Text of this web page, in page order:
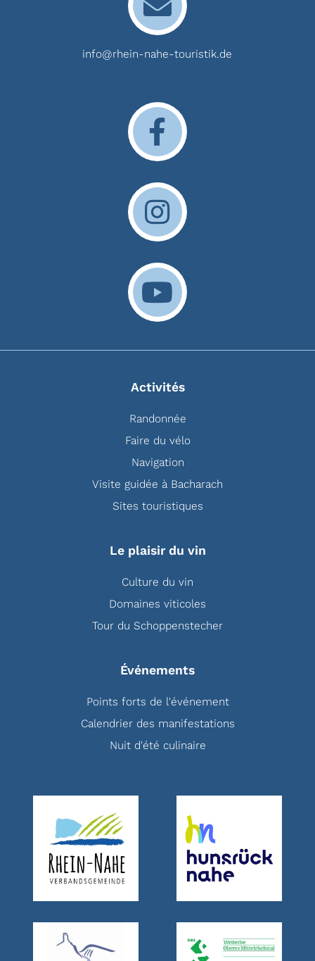
info@rhein-nahe-touristik.de
Activités
Randonnée
Faire du vélo
Navigation
Visite guidée à Bacharach
Sites touristiques
Le plaisir du vin
Culture du vin
Domaines viticoles
Tour du Schoppenstecher
Événements
Points forts de l'événement
Calendrier des manifestations
Nuit d'été culinaire